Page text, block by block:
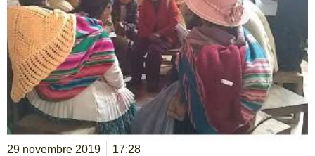
29 novembre 2019 17:28